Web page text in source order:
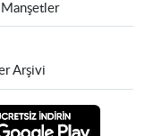
Arşivi